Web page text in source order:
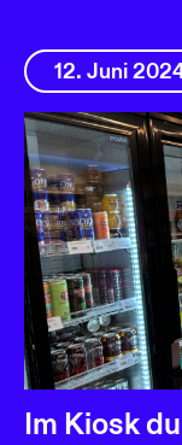
12. Juni
Im Kiosk